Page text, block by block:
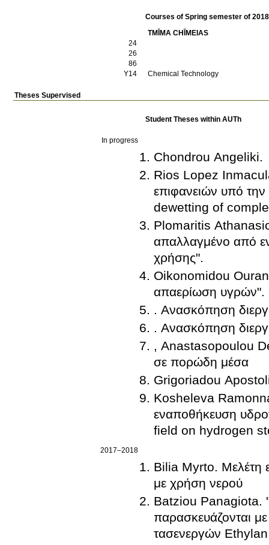
Courses of Spring semester of
TMĪMA CΗĪMEIAS
24
26
86
Υ14
Chemical Technology
Theses Supervised
Student Theses within AUTh
In progress
Chondrou Angeliki.
Rios Lopez
επιφανειών υπό
dewetting of
Plomaritis
απαλλαγμένο από
χρήσης".
Oikonomidou
απαερίωση υγρών".
. Ανασκόπηση
. Ανασκόπηση
, Anastasopoulou
σε πορώδη μέσα
Grigoriadou
Kosheleva
εναποθήκευση
field on hydrogen
2017–2018
Bilia Myrto. Μελέτη
με χρήση νερού
Batziou Panagiota.
παρασκευάζονται
τασενεργών